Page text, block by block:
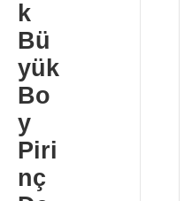
k
Bü
yük
Bo
y
Piri
nç